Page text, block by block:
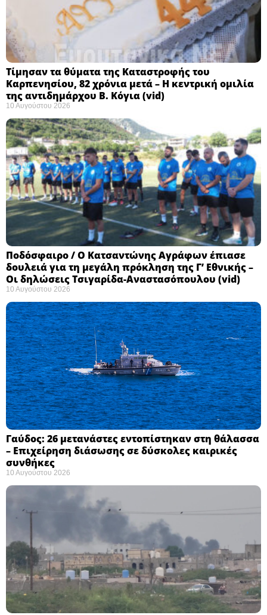
Τίμησαν τα θύματα της Καταστροφής του
Καρπενησίου, 82 χρόνια μετά – Η κεντρική ομιλία
της αντιδημάρχου Β. Κόγια (vid)
10 Αυγούστου 2026
Ποδόσφαιρο / Ο Κατσαντώνης Αγράφων έπιασε
δουλειά για τη μεγάλη πρόκληση της Γ’ Εθνικής –
Οι δηλώσεις Τσιγαρίδα-Αναστασόπουλου (vid)
10 Αυγούστου 2026
Γαύδος: 26 μετανάστες εντοπίστηκαν στη θάλασσα
– Επιχείρηση διάσωσης σε δύσκολες καιρικές
συνθήκες ​
10 Αυγούστου 2026